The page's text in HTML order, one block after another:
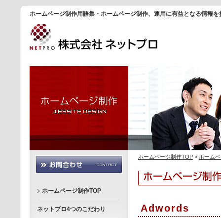
ホームページ制作用語集・ホームページ制作、運用に有益となる情報
ホームページ制作TOP
ネットプロ4つのこだわり
ホームページ制作TOP > ホーム
Adwords